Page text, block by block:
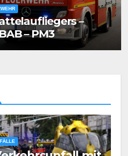
–
– PM3